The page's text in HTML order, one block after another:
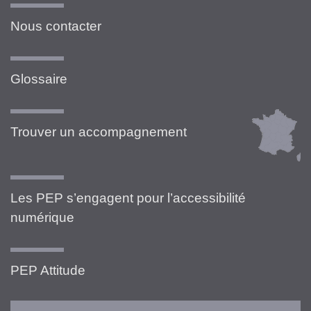
Nous contacter
Glossaire
Trouver un accompagnement
Les PEP s’engagent pour l’accessibilité
numérique
PEP Attitude